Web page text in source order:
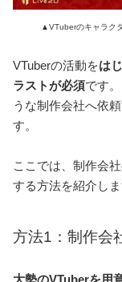
▲VTuberのキャラク
VTuberの活動をは
ラストが必須です
うな制作会社へ依
す。
ここでは、制作会
する方法を紹介しま
方法1：制作会